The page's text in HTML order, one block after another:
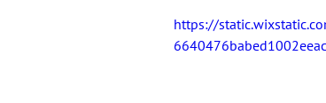
https://